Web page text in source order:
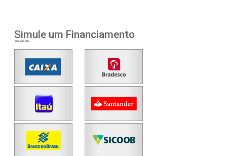
Simule um Financiamento